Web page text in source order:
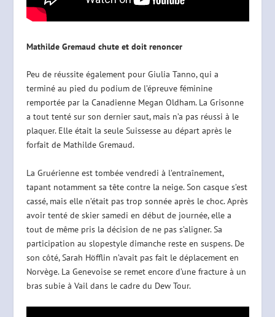
Mathilde Gremaud chute et doit renoncer
Peu de réussite également pour Giulia Tanno, qui a
terminé au pied du podium de l’épreuve féminine
remportée par la Canadienne Megan Oldham. La Grisonne
a tout tenté sur son dernier saut, mais n’a pas réussi à le
plaquer. Elle était la seule Suissesse au départ après le
forfait de Mathilde Gremaud.
La Gruérienne est tombée vendredi à l’entraînement,
tapant notamment sa tête contre la neige. Son casque s’est
cassé, mais elle n’était pas trop sonnée après le choc. Après
avoir tenté de skier samedi en début de journée, elle a
tout de même pris la décision de ne pas s’aligner. Sa
participation au slopestyle dimanche reste en suspens. De
son côté, Sarah Höfflin n’avait pas fait le déplacement en
Norvège. La Genevoise se remet encore d’une fracture à un
bras subie à Vail dans le cadre du Dew Tour.